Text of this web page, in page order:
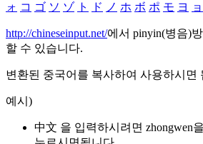
ォ コ ゴ ソ ゾ ト ド ノ ホ ボ ポ モ ヨ ョ
http://chineseinput.net/에서 pinyin(병음)
할 수 있습니다.
변환된 중국어를 복사하여 사용하시면
예시)
中文 을 입력하시려면 zhongwen